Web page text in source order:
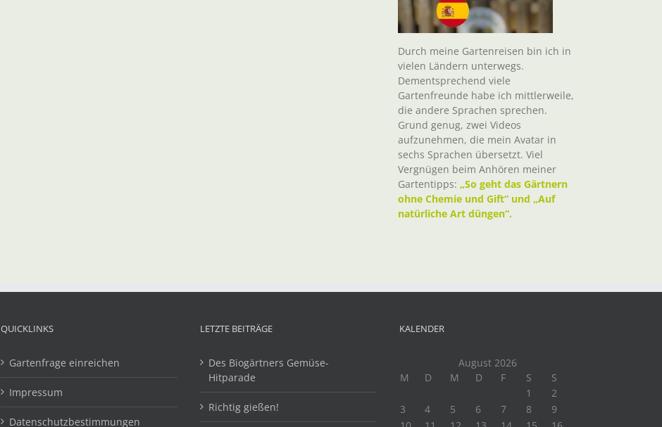
Durch meine Gartenreisen bin ich in
vielen Ländern unterwegs.
Dementsprechend viele
Gartenfreunde habe ich mittlerweile,
die andere Sprachen sprechen.
Grund genug, zwei Videos
aufzunehmen, die mein Avatar in
sechs Sprachen übersetzt. Viel
Vergnügen beim Anhören meiner
Gartentipps: „So geht das Gärtnern
ohne Chemie und Gift“ und „Auf
natürliche Art düngen“.
QUICKLINKS
Gartenfrage einreichen
Impressum
Datenschutzbestimmungen
LETZTE BEITRÄGE
Des Biogärtners Gemüse-
Hitparade
Richtig gießen!
KALENDER
August 2026
M
D M D F S
S
1
2
3
4 5 6 7 8
9